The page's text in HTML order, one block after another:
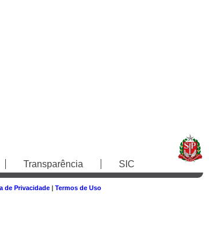
Transparência SIC
de Privacidade| Termos de Uso